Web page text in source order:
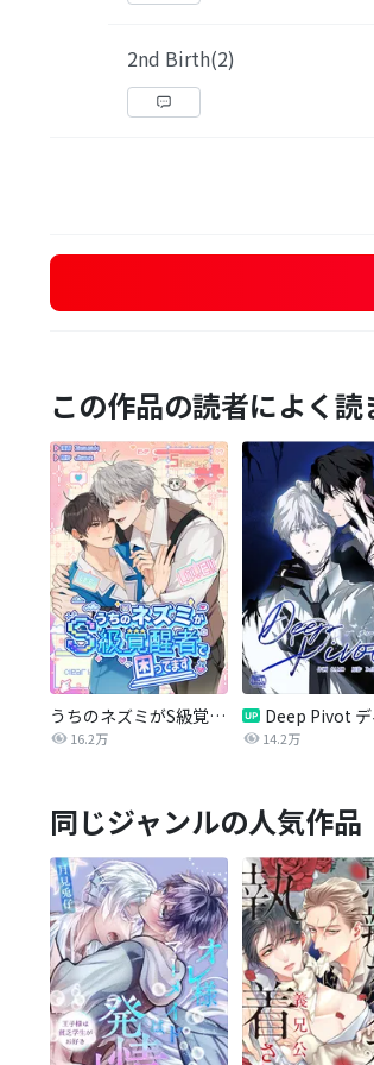
2nd Birth(2)
この作品の読者によく
うちのネズミがS級覚醒者で困ってます
16.2万 14.2万
同じジャンルの人気作品